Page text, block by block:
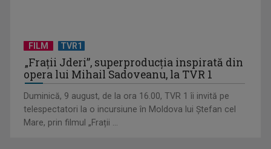
Anda Călugăreanu cu „N-am noroc” – a cincea cea mai
votată piesă în ...
FILM TVR1
„Frații Jderi”, superproducția inspirată din
opera lui Mihail Sadoveanu, la TVR 1
Duminică, 9 august, de la ora 16.00, TVR 1 îi invită pe
telespectatori la o incursiune în Moldova lui Ștefan cel
Mare, prin filmul „Frații ...